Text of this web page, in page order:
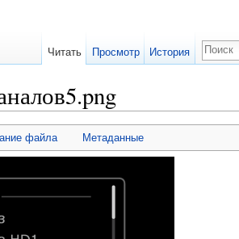
файла Метаданные
Читать Просмотр История